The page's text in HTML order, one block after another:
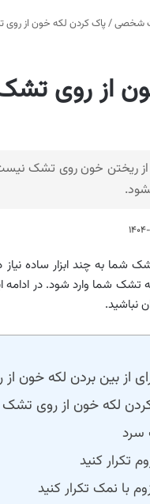
شخصی/پاک کردن لکه خون از
از روی
ریختن خون روی تشک
شما به چند ابزار ساده
تشک شما وارد شود. در ادامه
نباشید.
از بین بردن لکه خون
لکه خون از روی تشک